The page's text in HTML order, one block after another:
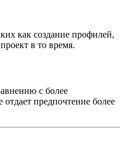
как создание профилей,
в то время.
с более
предпочтение более